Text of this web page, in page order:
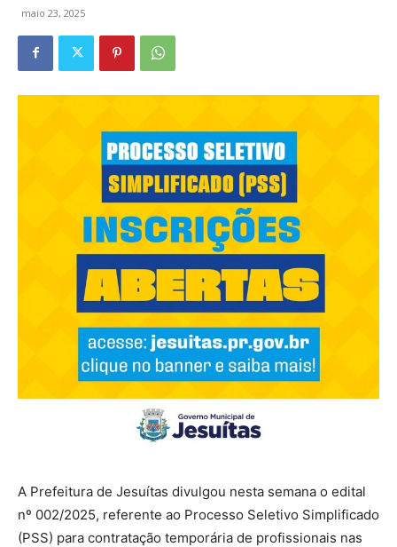
maio 23, 2025
A Prefeitura de Jesuítas divulgou nesta semana o edital
nº 002/2025, referente ao Processo Seletivo Simplificado
(PSS) para contratação temporária de profissionais nas